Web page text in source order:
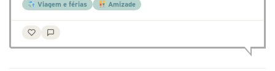
Viagem e férias Amizade